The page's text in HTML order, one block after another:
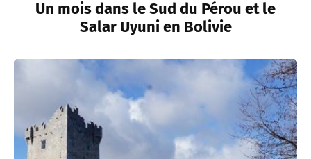
Un mois dans le Sud du Pérou et le
Salar Uyuni en Bolivie